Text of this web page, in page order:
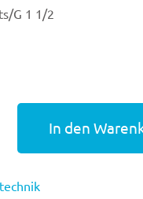
G 1 1/2
In den